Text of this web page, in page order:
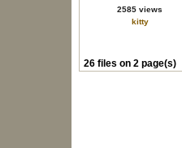
2585 views
kitty
26 files on 2 page(s)